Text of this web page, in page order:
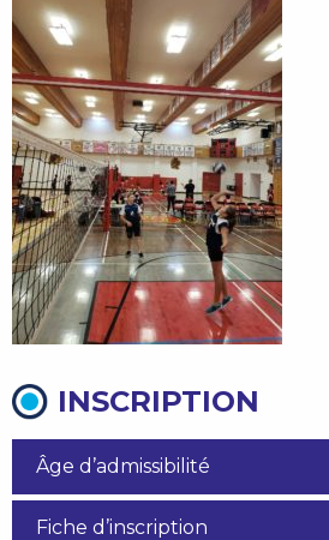
INSCRIPTION
Âge d’admissibilité
Fiche d’inscription